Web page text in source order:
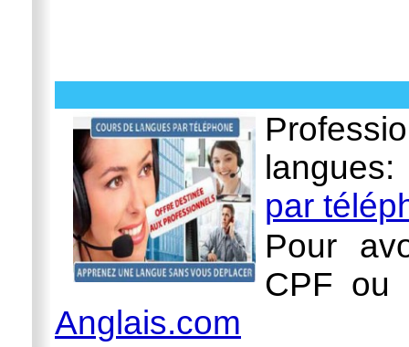
par
Pour
CPF ou
Anglais.com